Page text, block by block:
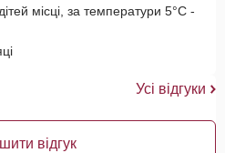
місці, за температури 5°С -
Усі відгуки
відгук